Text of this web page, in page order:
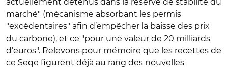
marché" (mécanisme absorbant les permis
"excédentaires" afin d’empêcher la baisse des prix
du carbone), et ce "pour une valeur de 20 milliards
d’euros". Relevons pour mémoire que les recettes de
ce Seqe figurent déjà au rang des nouvelles